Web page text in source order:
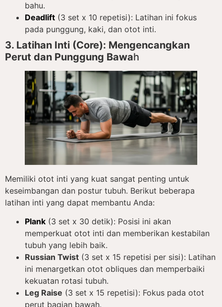
bahu.
Deadlift (3 set x 10 repetisi): Latihan ini fokus
pada punggung, kaki, dan otot inti.
3. Latihan Inti (Core): Mengencangkan
Perut dan Punggung Bawah
Memiliki otot inti yang kuat sangat penting untuk
keseimbangan dan postur tubuh. Berikut beberapa
latihan inti yang dapat membantu Anda:
Plank (3 set x 30 detik): Posisi ini akan
memperkuat otot inti dan memberikan kestabilan
tubuh yang lebih baik.
Russian Twist (3 set x 15 repetisi per sisi): Latihan
ini menargetkan otot obliques dan memperbaiki
kekuatan rotasi tubuh.
Leg Raise (3 set x 15 repetisi): Fokus pada otot
perut bagian bawah.